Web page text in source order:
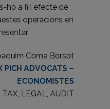
ho a fi i efecte de
operacions en
Coma Borsot
PICH ADVOCATS –
ECONOMISTES
TAX, LEGAL, AUDIT